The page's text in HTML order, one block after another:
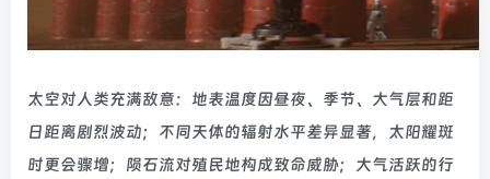
太空对人类充满敌意：地表温度因昼夜、季节、大气层和距
日距离剧烈波动；不同天体的辐射水平差异显著，太阳耀斑
时更会骤增；陨石流对殖民地构成致命威胁；大气活跃的行